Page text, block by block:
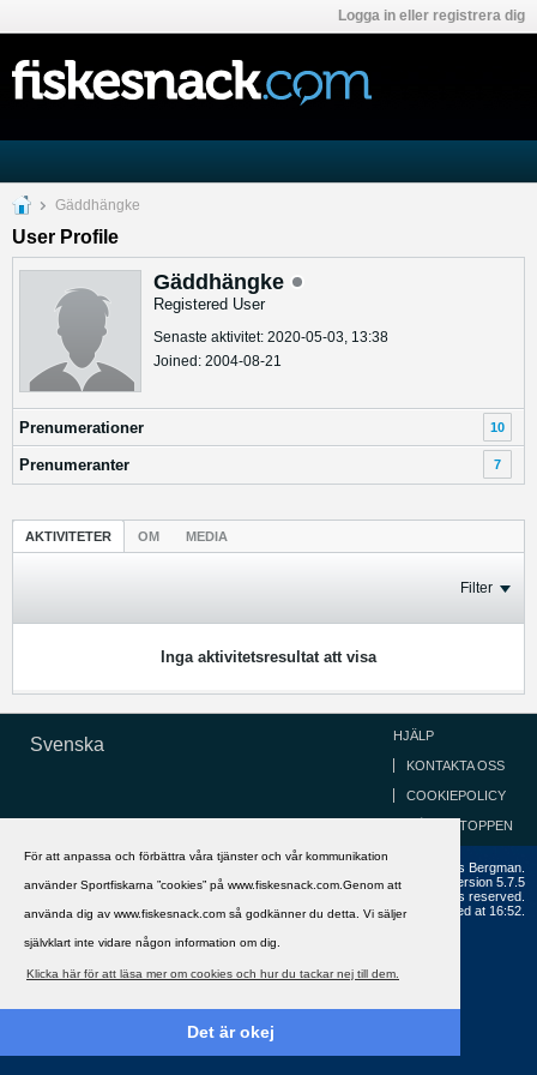
För att anpassa och förbättra våra tjänster och vår kommunikation
använder Sportfiskarna ”cookies” på www.fiskesnack.com.Genom att
använda dig av www.fiskesnack.com så godkänner du detta. Vi säljer
självklart inte vidare någon information om dig.
Klicka här för att läsa mer om cookies och hur du tackar nej till dem.
Det är okej
Logga in eller registrera dig
Gäddhängke
User Profile
Gäddhängke
Registered User
Senaste aktivitet: 2020-05-03, 13:38
Joined: 2004-08-21
Prenumerationer 10
Prenumeranter 7
AKTIVITETER OM MEDIA
Filter
Inga aktivitetsresultat att visa
Svenska HJÄLP
KONTAKTA OSS
COOKIEPOLICY
GÅ TILL TOPPEN
Copyright ©2002 - 2021, FiskeSnack.com. Grundad 2002 av Anders Bergman.
Powered byvBulletin®
Version 5.7.5
Copyright © 2026 MH Sub I, LLC dba vBulletin. All rights reserved.
All times are GMT+1. This page was generated at 16:52.